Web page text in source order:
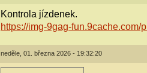
Kontrola jízdenek.
https://img-9gag-
neděle, 01. března 2026 - 19:32:20